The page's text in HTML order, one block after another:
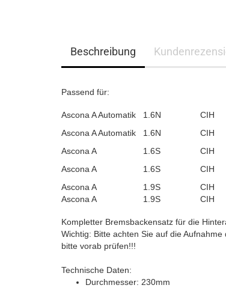
Beschreibung
Passend für:
Ascona A Automatik 1.6N CIH
Ascona A Automatik
1.6N CIH
Ascona A
1.6S CIH
Ascona A
1.6S CIH
Ascona A
1.9S CIH
Ascona A
1.9S CIH
Kompletter Bremsbackensatz für die
Wichtig: Bitte achten Sie auf die
bitte vorab prüfen!!!
Technische Daten:
Durchmesser: 230mm